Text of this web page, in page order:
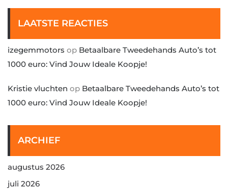
LAATSTE REACTIES
izegemmotors op Betaalbare Tweedehands Auto’s tot
1000 euro: Vind Jouw Ideale Koopje!
Kristie vluchten op Betaalbare Tweedehands Auto’s tot
1000 euro: Vind Jouw Ideale Koopje!
ARCHIEF
augustus 2026
juli 2026